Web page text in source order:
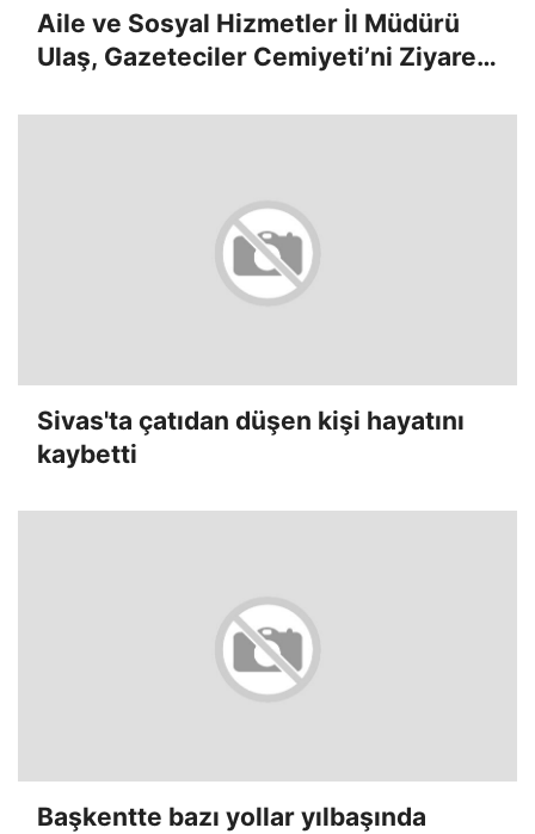
Aile ve Sosyal Hizmetler İl Müdürü
Ulaş, Gazeteciler Cemiyeti’ni Ziyaret
Sivas'ta çatıdan düşen kişi hayatını
kaybetti
Başkentte bazı yollar yılbaşında